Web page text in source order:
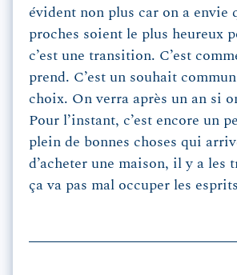
évident non plus car on a envie
proches soient le plus heureux
c’est une transition. C’est
prend. C’est un souhait
choix. On verra après un an si
Pour l’instant, c’est encore un
plein de bonnes choses qui
d’acheter une maison, il y a les
ça va pas mal occuper les